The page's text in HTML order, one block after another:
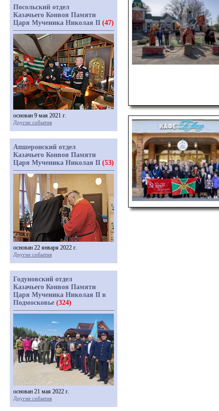
Посольский отдел
Казачьего Конвоя Памяти
Царя Мученика Николая II (47)
основан 9 мая 2021 г.
Другие события
Апшеронский отдел
Казачьего Конвоя Памяти
Царя Мученика Николая II (53)
основан 22 января 2022 г.
Другие события
Годуновский отдел
Казачьего Конвоя Памяти
Царя Мученика Николая II в
Подмосковье (324)
основан 21 мая 2022 г.
Другие события